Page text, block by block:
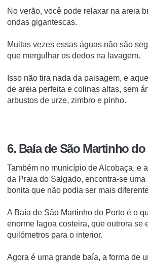
No verão, você pode relaxar na areia
ondas gigantescas.
Muitas vezes essas águas não são
que mergulhar os dedos na lavagem.
Isso não tira nada da paisagem, e
de areia perfeita e colinas altas, sem
arbustos de urze, zimbro e pinho.
6. Baía de São Martinho
Também no município de Alcobaça, e
da Praia do Salgado, encontra-se
bonita que não podia ser mais
A Baía de São Martinho do Porto é o
enorme lagoa costeira, que outrora se
quilómetros para o interior.
Agora é uma grande baía, a forma de